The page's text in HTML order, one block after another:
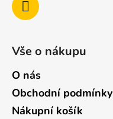
Vše o nákupu
O nás
Obchodní podmínky
Nákupní košík